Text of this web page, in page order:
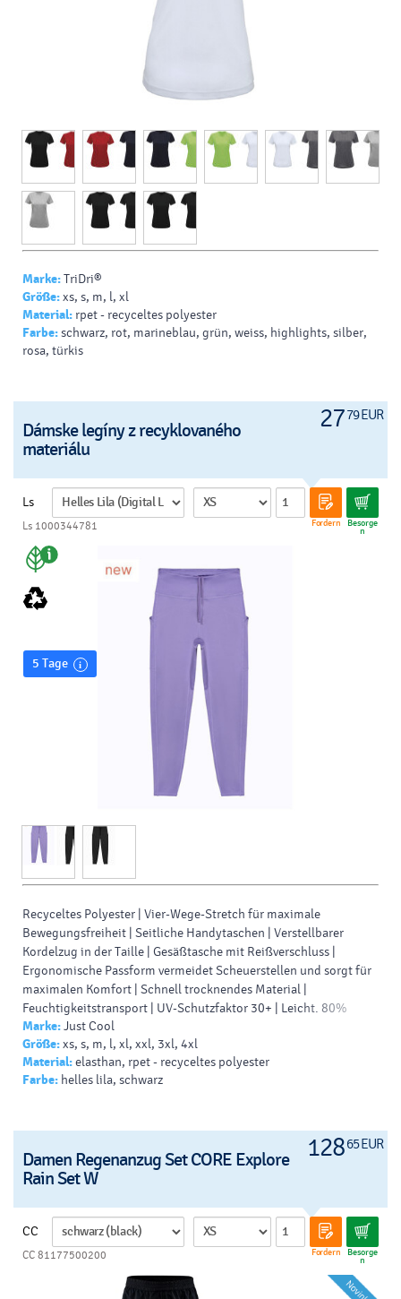
Marke:TriDri®
Größe:xs, s, m, l, xl
Material: rpet - recyceltes polyester
Farbe:schwarz, rot, marineblau, grün, weiss, highlights, silber,
rosa, türkis
2779 EUR
Dámske legíny z recyklovaného
materiálu
Ls
Fordern Besorge
n
Ls 1000344781
5 Tage
Recyceltes Polyester | Vier-Wege-Stretch für maximale
Bewegungsfreiheit | Seitliche Handytaschen | Verstellbarer
Kordelzug in der Taille | Gesäßtasche mit Reißverschluss |
Ergonomische Passform vermeidet Scheuerstellen und sorgt für
maximalen Komfort | Schnell trocknendes Material |
Feuchtigkeitstransport | UV-Schutzfaktor 30+ | Leicht. 80%
Polyester / 20% Elastan.
Marke:Just Cool
Größe:xs, s, m, l, xl, xxl, 3xl, 4xl
Material:elasthan, rpet - recyceltes polyester
Farbe: helles lila, schwarz
12865 EUR
Damen Regenanzug Set CORE Explore
Rain Set W
CC
Fordern Besorge
n
CC 81177500200